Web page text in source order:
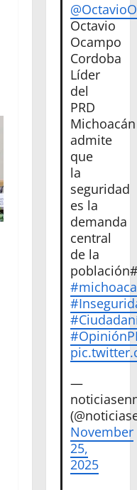
Octavio
Ocampo
Cordoba
Líder
del
PRD
Michoacán
admite
que
la
seguridad
es la
demanda
central
de la
—
November
25,
2025